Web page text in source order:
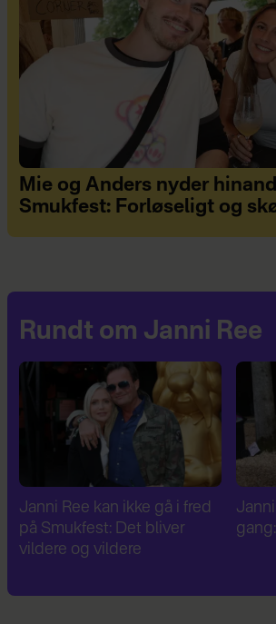
Mie og Anders nyder
Smukfest: Forløseligt og
Rundt om Janni Ree
Janni Ree afsted for første
gang: Jeg er nervøs!